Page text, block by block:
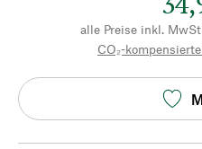
alle Preise inkl.
CO₂-